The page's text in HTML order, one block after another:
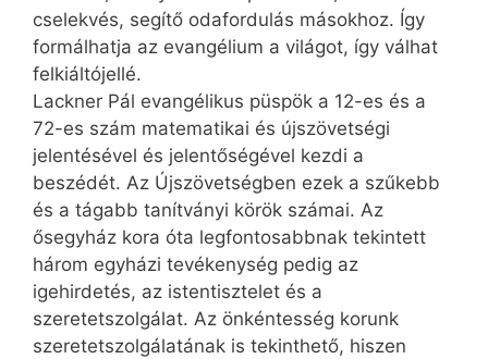
cselekvés, segítő odafordulás másokhoz. Így
formálhatja az evangélium a világot, így válhat
felkiáltójellé.
Lackner Pál evangélikus püspök a 12-es és a
72-es szám matematikai és újszövetségi
jelentésével és jelentőségével kezdi a
beszédét. Az Újszövetségben ezek a szűkebb
és a tágabb tanítványi körök számai. Az
ősegyház kora óta legfontosabbnak tekintett
három egyházi tevékenység pedig az
igehirdetés, az istentisztelet és a
szeretetszolgálat. Az önkéntesség korunk
szeretetszolgálatának is tekinthető, hiszen